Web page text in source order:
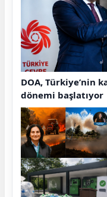
DOA, Türkiye’nin
dönemi başlatıyor